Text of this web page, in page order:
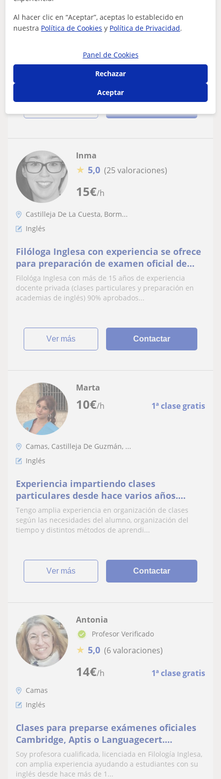
Clases de inglés con profesor con
experiencia viviendo en el extranjero
para el colegio, para preparar los exámenes de nivel (A1,
A2, B1 y B2). También ofrezc...
15€/h
Inma
★ 5,0 (25 valoraciones)
Castilleja De La Cuesta, Borm...
Inglés
Filóloga Inglesa con experiencia se ofrece
para preparación de examen oficial de
Cambridge (todos los niveles, clases
individuales y grupos reducidos)
Filológa Inglesa con más de 15 años de experiencia
docente privada (clases particulares y preparación en
academias de inglés) 90% aprobados...
ver más Contactar
10€/h 1ª clase gratis
Marta
Camas, Castilleja De Guzmán, ...
Inglés
Experiencia impartiendo clases
particulares desde hace varios años.
Inglés certificado y experiencia con niños
de todas las edades
Tengo amplia experiencia en organización de clases
según las necesidades del alumno, organización del
tiempo y distintos métodos de aprendi...
ver más Contactar
14€/h 1ª clase gratis
Antonia
Profesor Verificado
★ 5,0 (6 valoraciones)
Camas
Inglés
Clases para preparse exámenes oficiales
Cambridge, Aptis o Languagecert.
También para mejorar nivel en general
Soy profesora cualificada, licenciada en Filología Inglesa,
con amplia experiencia ayudando a estudiantes con su
inglés desde hace más de 1...
Al hacer clic en “Aceptar”, aceptas lo establecido en
nuestra Política de Cookies y Política de Privacidad.
Panel de Cookies
Rechazar
Aceptar